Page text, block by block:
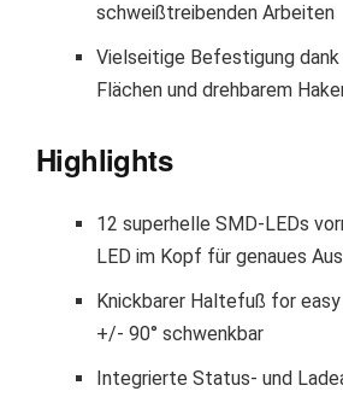
schweißtreibenden Arbeiten
Vielseitige Befestigung
Flächen und drehbarem
Highlights
12 superhelle SMD-LEDs
LED im Kopf für genaues
Knickbarer Haltefuß for
+/- 90° schwenkbar
Integrierte Status- und